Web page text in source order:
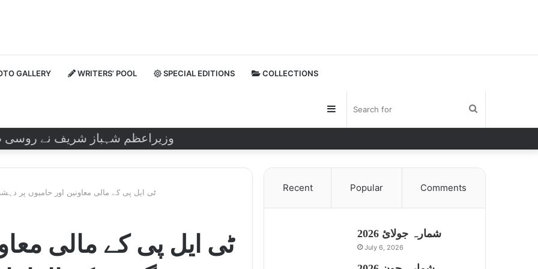
GALLERY WRITERS’ POOL SPECIAL EDITIONS COLLECTIONS
Sidebar
وزیراعظم شہباز شریف نے روسی صدر
ٹی ایل پی کے مالی معاونین اور حامیوں پر
ٹی ایل پی کے مالی
Recent Popular Comments
شمارہ جولائ 2026
July 6, 2026